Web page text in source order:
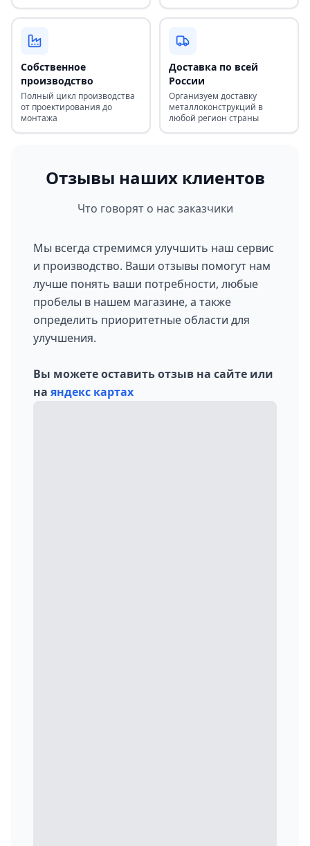
Собственное
производство
Полный цикл производства
от проектирования до
монтажа
Доставка по всей
России
Организуем доставку
металлоконструкций в
любой регион страны
Отзывы наших клиентов
Что говорят о нас заказчики
Мы всегда стремимся улучшить наш сервис
и производство. Ваши отзывы помогут нам
лучше понять ваши потребности, любые
пробелы в нашем магазине, а также
определить приоритетные области для
улучшения.
Вы можете оставить отзыв на сайте или
на яндекс картах